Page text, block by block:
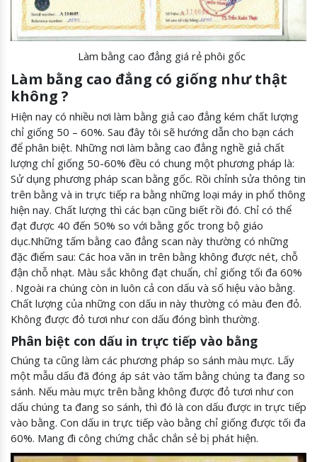
Làm bằng cao đẳng giá rẻ phôi gốc
Làm bằng cao đẳng có giống như thật
không ?
Hiện nay có nhiều nơi làm bằng giả cao đẳng kém chất lượng
chỉ giống 50 – 60%. Sau đây tôi sẽ hướng dẫn cho bạn cách
để phân biệt. Những nơi làm bằng cao đẳng nghề giả chất
lượng chỉ giống 50-60% đều có chung một phương pháp là:
Sử dụng phương pháp scan bằng gốc. Rồi chỉnh sửa thông tin
trên bằng và in trực tiếp ra bằng những loại máy in phổ thông
hiện nay. Chất lượng thì các bạn cũng biết rồi đó. Chỉ có thể
đạt được 40 đến 50% so với bằng gốc trong bộ giáo
dục.Những tấm bằng cao đẳng scan này thường có những
đặc điểm sau: Các hoa văn in trên bằng không được nét, chỗ
đận chỗ nhạt. Màu sắc không đạt chuẩn, chỉ giống tối đa 60%
. Ngoài ra chúng còn in luôn cả con dấu và số hiệu vào bằng.
Chất lượng của những con dấu in này thường có màu đen đỏ.
Không được đỏ tươi như con dấu đóng bình thường.
Phân biệt con dấu in trực tiếp vào bằng
Chúng ta cũng làm các phương pháp so sánh màu mực. Lấy
một mẫu dấu đã đóng áp sát vào tấm bằng chúng ta đang so
sánh. Nếu màu mực trên bằng không được đỏ tươi như con
dấu chúng ta đang so sánh, thì đó là con dấu được in trực tiếp
vào bằng. Con dấu in trực tiếp vào bằng chỉ giống được tối đa
60%. Mang đi công chứng chắc chắn sẻ bị phát hiện.